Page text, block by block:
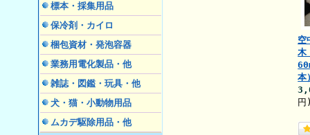
標本・採集用品
保冷剤・カイロ
梱包資材・発泡容器
業務用電化製品・他
雑誌・図鑑・玩具・他
犬・猫・小動物用品
ムカデ駆除用品・他
空
本